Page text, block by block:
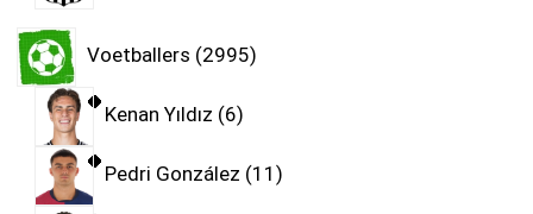
Voetballers 2995
Kenan Yıldız 6
Pedri González 11